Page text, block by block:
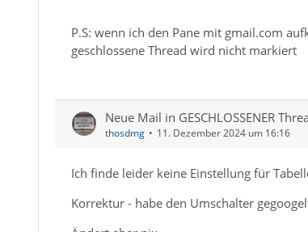
P.S: wenn ich den Pane mit gmail.com
geschlossene Thread wird nicht markiert
Neue Mail in GESCHLOSSENER
thosdmg 11. Dezember 2024 um 16:16
Ich finde leider keine Einstellung für
Korrektur - habe den Umschalter